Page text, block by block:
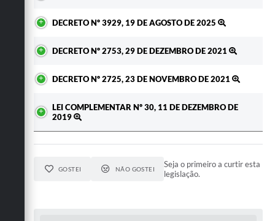
DECRETO Nº 3929, 19 DE AGOSTO DE 2025
DECRETO Nº 2753, 29 DE DEZEMBRO DE 2021
DECRETO Nº 2725, 23 DE NOVEMBRO DE 2021
LEI COMPLEMENTAR Nº 30, 11 DE DEZEMBRO DE
2019
GOSTEI NÃO GOSTEI
Seja o primeiro a curtir esta
legislação.